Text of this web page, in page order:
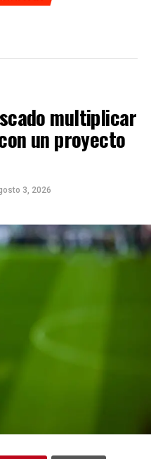
multiplicar
un proyecto
3, 2026